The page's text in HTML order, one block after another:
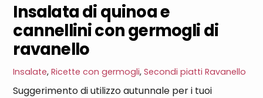
Insalata di quinoa e
cannellini con germogli di
ravanello
Insalate,Ricette con germogli,Secondi piatti Ravanello
Suggerimento di utilizzo autunnale per i tuoi